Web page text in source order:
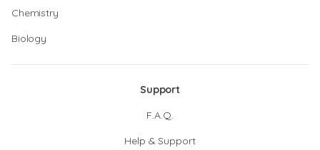
Chemistry
Biology
Support
F.A.Q.
Help & Support